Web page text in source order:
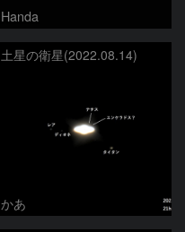
Handa
土星の衛星(2022.08.14)
かあ